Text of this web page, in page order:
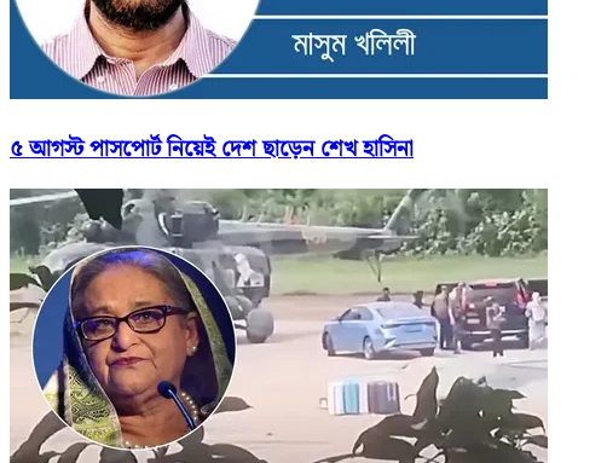
৫ আগস্ট পাসপোর্ট নিয়েই দেশ ছাড়েন শেখ হাসিনা